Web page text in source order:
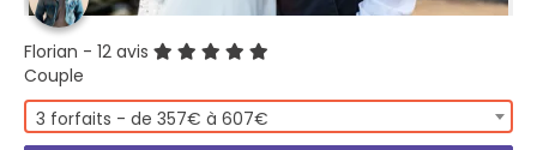
Florian - 12 avis
Couple
3 forfaits - de 357€ à 607€